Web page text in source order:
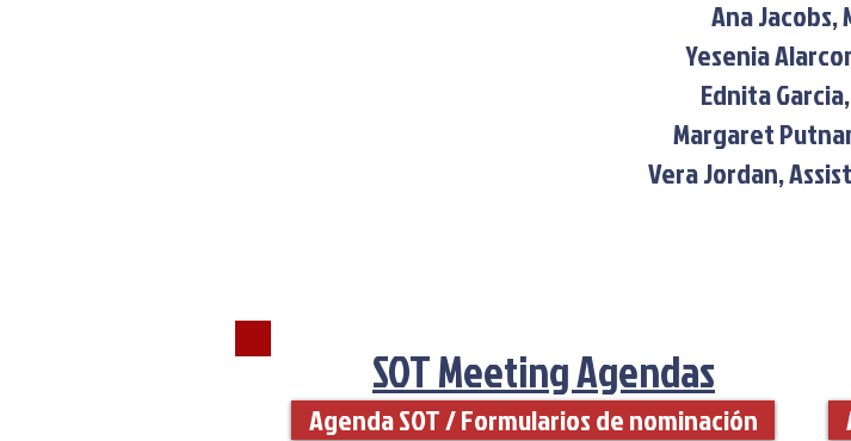
Ana Jacobs,
Yesenia
Ednita
Margaret
Vera Jordan,
SOT Meeting Agendas
Agenda SOT / Formularios de nominación